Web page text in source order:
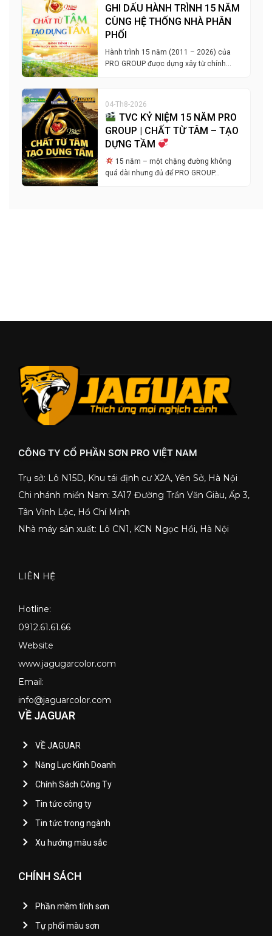
GHI DẤU HÀNH TRÌNH 15 NĂM
CÙNG HỆ THỐNG NHÀ PHÂN
PHỐI
Hành trình 15 năm (2011 – 2026) của
PRO GROUP được dựng xây từ chính…
04-Th8-2026
TVC KỶ NIỆM 15 NĂM PRO
GROUP | CHẤT TỪ TÂM – TẠO
DỰNG TẦM
15 năm – một chặng đường không
quá dài nhưng đủ để PRO GROUP…
CÔNG TY CỔ PHẦN SƠN PRO VIỆT NAM
Trụ sở: Lô N15D, Khu tái định cư X2A, Yên Sở, Hà Nội
Chi nhánh miền Nam: 3A17 Đường Trần Văn Giàu, Ấp 3,
Tân Vĩnh Lộc, Hồ Chí Minh
Nhà máy sản xuất: Lô CN1, KCN Ngọc Hồi, Hà Nội
LIÊN HỆ
Hotline:
0912.61.61.66
Website
www.jagugarcolor.com
Email:
info@jaguarcolor.com
VỀ JAGUAR
VỀ JAGUAR
Năng Lực Kinh Doanh
Chính Sách Công Ty
Tin tức công ty
Tin tức trong ngành
Xu hướng màu sắc
CHÍNH SÁCH
Phần mềm tính sơn
Tự phối màu sơn